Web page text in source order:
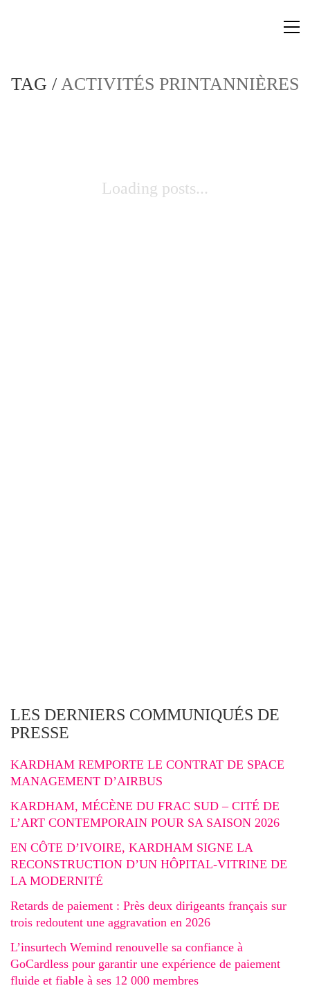
TAG / ACTIVITÉS PRINTANNIÈRES
Loading posts...
LES DERNIERS COMMUNIQUÉS DE
PRESSE
KARDHAM REMPORTE LE CONTRAT DE SPACE
MANAGEMENT D’AIRBUS
KARDHAM, MÉCÈNE DU FRAC SUD – CITÉ DE
L’ART CONTEMPORAIN POUR SA SAISON 2026
EN CÔTE D’IVOIRE, KARDHAM SIGNE LA
RECONSTRUCTION D’UN HÔPITAL-VITRINE DE
LA MODERNITÉ
Retards de paiement : Près deux dirigeants français sur
trois redoutent une aggravation en 2026
L’insurtech Wemind renouvelle sa confiance à
GoCardless pour garantir une expérience de paiement
fluide et fiable à ses 12 000 membres